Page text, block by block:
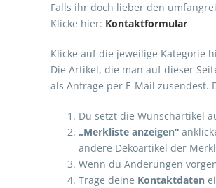
Falls ihr doch lieber den
Klicke hier: Kontaktformular
Klicke auf die jeweilige Kategorie
Die Artikel, die man auf dieser
als Anfrage per E-Mail zusendest.
Du setzt die Wunschartikel
„Merkliste anzeigen“
andere Dekoartikel der
Wenn du Änderungen
Trage deine Kontaktdaten